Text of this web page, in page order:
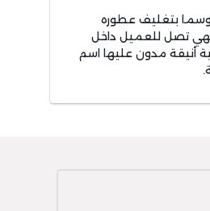
بتغليف عطوره
تصل للعميل داخل
أنيقة مدون عليها اسم